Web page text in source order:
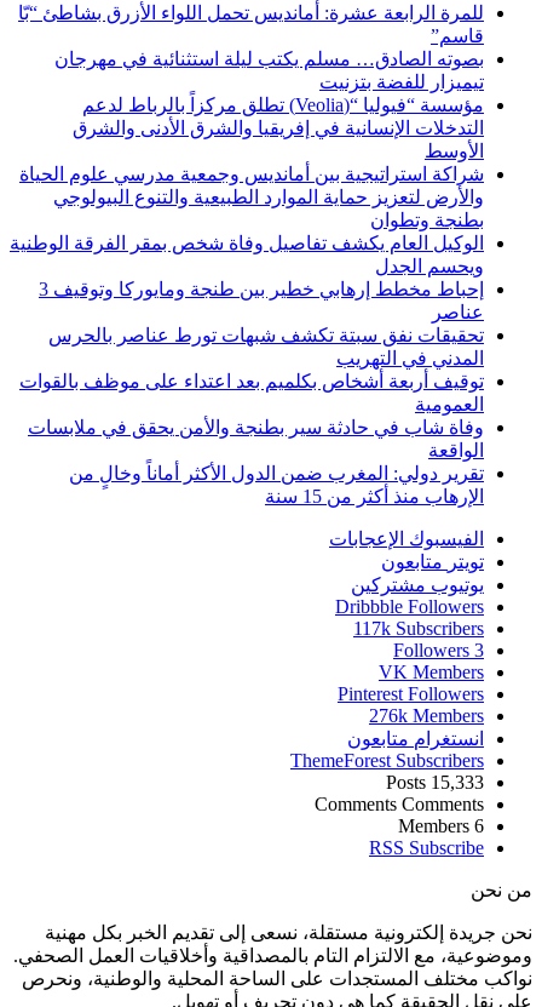
للمرة الرابعة عشرة: أمانديس تحمل اللواء الأزرق بشاطئ “بّا
قاسم”
بصوته الصادق… مسلم يكتب ليلة استثنائية في مهرجان
تيميزار للفضة بتزنيت
مؤسسة “فيوليا “(Veolia) تطلق مركزاً بالرباط لدعم
التدخلات الإنسانية في إفريقيا والشرق الأدنى والشرق
الأوسط
شراكة استراتيجية بين أمانديس وجمعية مدرسي علوم الحياة
والأرض لتعزيز حماية الموارد الطبيعية والتنوع البيولوجي
بطنجة وتطوان
الوكيل العام يكشف تفاصيل وفاة شخص بمقر الفرقة الوطنية
ويحسم الجدل
إحباط مخطط إرهابي خطير بين طنجة ومايوركا وتوقيف 3
عناصر
تحقيقات نفق سبتة تكشف شبهات تورط عناصر بالحرس
المدني في التهريب
توقيف أربعة أشخاص بكلميم بعد اعتداء على موظف بالقوات
العمومية
وفاة شاب في حادثة سير بطنجة والأمن يحقق في ملابسات
الواقعة
تقرير دولي: المغرب ضمن الدول الأكثر أماناً وخالٍ من
الإرهاب منذ أكثر من 15 سنة
الفيسبوك الإعجابات
تويتر متابعون
يوتيوب مشتركين
Dribbble Followers
117k Subscribers
3
Followers
VK Members
Pinterest Followers
276k Members
انستغرام متابعون
ThemeForest Subscribers
15,333
Posts
Comments Comments
6
Members
RSS Subscribe
من نحن
نحن جريدة إلكترونية مستقلة، نسعى إلى تقديم الخبر بكل مهنية
وموضوعية، مع الالتزام التام بالمصداقية وأخلاقيات العمل الصحفي.
نواكب مختلف المستجدات على الساحة المحلية والوطنية، ونحرص
على نقل الحقيقة كما هي دون تحريف أو تهويل.